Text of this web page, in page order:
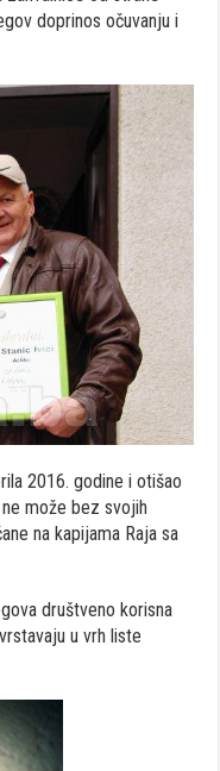
doprinos očuvanju i
2016. godine i otišao
može bez svojih
na kapijama Raja sa
društveno korisna
u vrh liste